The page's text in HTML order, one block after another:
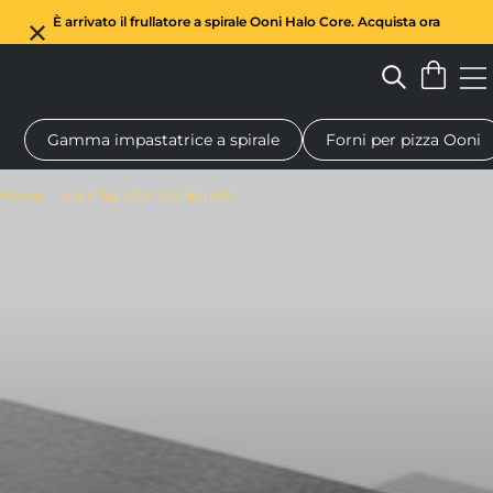
È arrivato il frullatore a spirale Ooni Halo Core. Acquista ora
Forno a legna per pizza Impastatrice a spirale Regali
Gamma impastatrice a spirale Forni per pizza Ooni
Home Karu 12g Ultimate Bundle